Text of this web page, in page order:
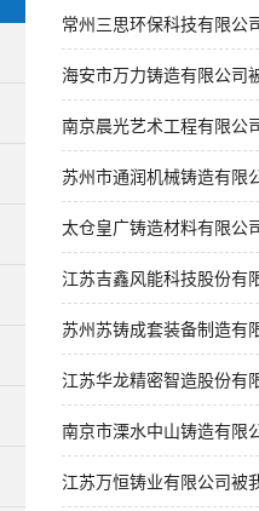
常州三思环保科技有限公
海安市万力铸造有限公司
南京晨光艺术工程有限公
苏州市通润机械铸造有限
太仓皇广铸造材料有限公
江苏吉鑫风能科技股份有
苏州苏铸成套装备制造有
江苏华龙精密智造股份有
南京市溧水中山铸造有限
江苏万恒铸业有限公司被